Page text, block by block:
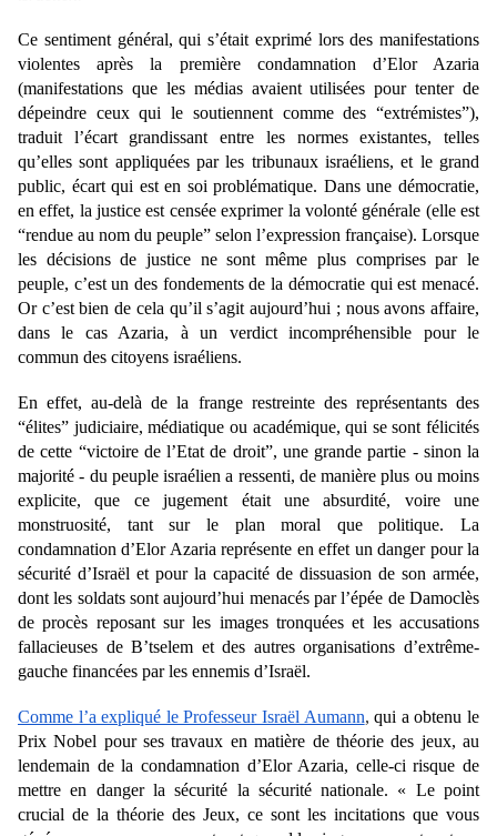
Ce sentiment général, qui s’était exprimé lors des manifestations
violentes après la première condamnation d’Elor Azaria
(manifestations que les médias avaient utilisées pour tenter de
dépeindre ceux qui le soutiennent comme des “extrémistes”),
traduit l’écart grandissant entre les normes existantes, telles
qu’elles sont appliquées par les tribunaux israéliens, et le grand
public, écart qui est en soi problématique. Dans une démocratie,
en effet, la justice est censée exprimer la volonté générale (elle est
“rendue au nom du peuple” selon l’expression française). Lorsque
les décisions de justice ne sont même plus comprises par le
peuple, c’est un des fondements de la démocratie qui est menacé.
Or c’est bien de cela qu’il s’agit aujourd’hui ; nous avons affaire,
dans le cas Azaria, à un verdict incompréhensible pour le
commun des citoyens israéliens.
En effet, au-delà de la frange restreinte des représentants des
“élites” judiciaire, médiatique ou académique, qui se sont félicités
de cette “victoire de l’Etat de droit”, une grande partie - sinon la
majorité - du peuple israélien a ressenti, de manière plus ou moins
explicite, que ce jugement était une absurdité, voire une
monstruosité, tant sur le plan moral que politique. La
condamnation d’Elor Azaria représente en effet un danger pour la
sécurité d’Israël et pour la capacité de dissuasion de son armée,
dont les soldats sont aujourd’hui menacés par l’épée de Damoclès
de procès reposant sur les images tronquées et les accusations
fallacieuses de B’tselem et des autres organisations d’extrême-
gauche financées par les ennemis d’Israël.
Comme l’a expliqué le Professeur Israël Aumann, qui a obtenu le
Prix Nobel pour ses travaux en matière de théorie des jeux, au
lendemain de la condamnation d’Elor Azaria, celle-ci risque de
mettre en danger la sécurité la sécurité nationale. « Le point
crucial de la théorie des Jeux, ce sont les incitations que vous